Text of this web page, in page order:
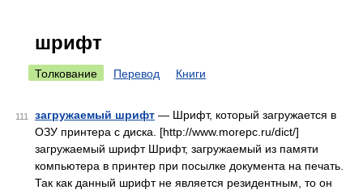
шрифт
Толкование Перевод Книги
111 загружаемый шрифт — Шрифт, который загружается в
ОЗУ принтера с диска. [http://www.morepc.ru/dict/]
загружаемый шрифт Шрифт, загружаемый из памяти
компьютера в принтер при посылке документа на печать.
Так как данный шрифт не является резидентным, то он